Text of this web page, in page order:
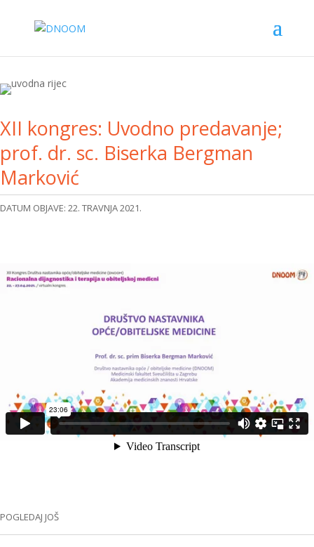
XII kongres: Uvodno predavanje;
prof. dr. sc. Biserka Bergman
Marković
DATUM OBJAVE: 22. TRAVNJA 2021.
POGLEDAJ JOŠ